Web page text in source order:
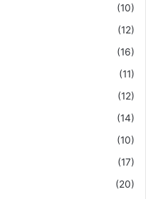
(10)
(12)
(16)
(11)
(12)
(14)
(10)
(17)
(20)